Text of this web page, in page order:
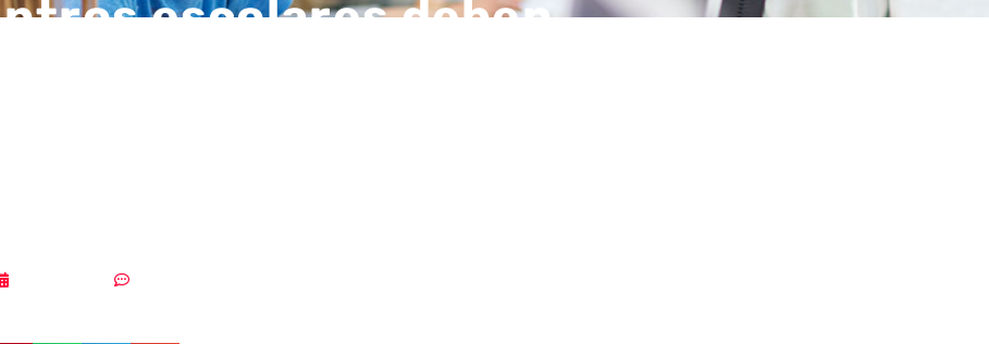
escolares deben